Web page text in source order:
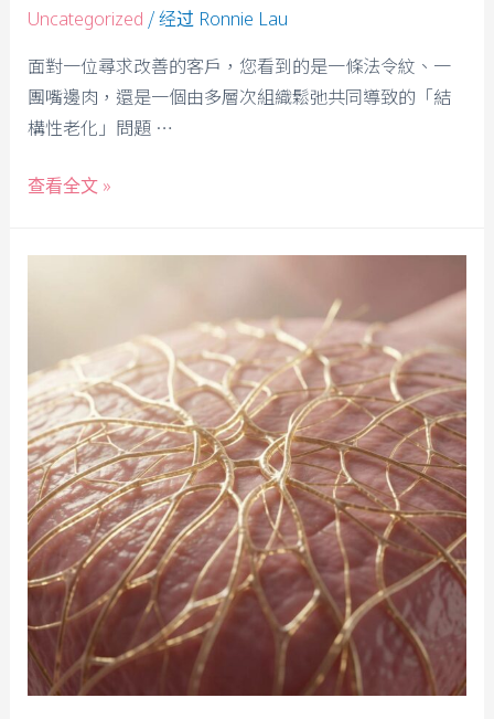
Uncategorized / 经过 Ronnie Lau
面對一位尋求改善的客戶，您看到的是一條法令紋、一
團嘴邊肉，還是一個由多層次組織鬆弛共同導致的「結
構性老化」問題 …
查看全文 »